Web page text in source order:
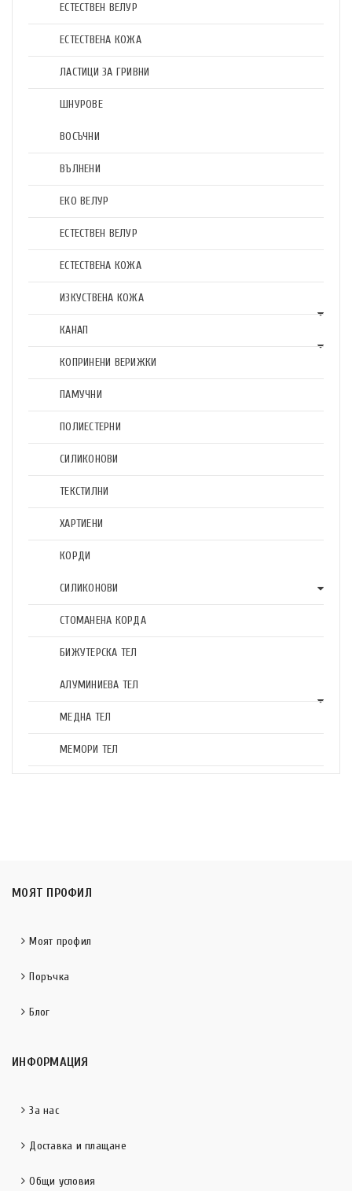
ЕСТЕСТВЕН ВЕЛУР
ЕСТЕСТВЕНА КОЖА
ЛАСТИЦИ ЗА ГРИВНИ
ШНУРОВЕ
ВОСЪЧНИ
ВЪЛНЕНИ
ЕКО ВЕЛУР
ЕСТЕСТВЕН ВЕЛУР
ЕСТЕСТВЕНА КОЖА
ИЗКУСТВЕНА КОЖА
КАНАП
КОПРИНЕНИ ВЕРИЖКИ
ПАМУЧНИ
ПОЛИЕСТЕРНИ
СИЛИКОНОВИ
ТЕКСТИЛНИ
ХАРТИЕНИ
КОРДИ
СИЛИКОНОВИ
СТОМАНЕНА КОРДА
БИЖУТЕРСКА ТЕЛ
АЛУМИНИЕВА ТЕЛ
МЕДНА ТЕЛ
МЕМОРИ ТЕЛ
МОЯТ ПРОФИЛ
Моят профил
Поръчка
Блог
ИНФОРМАЦИЯ
За нас
Доставка и плащане
Общи условия